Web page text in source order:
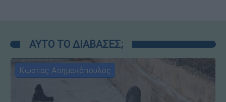
ΑΥΤΟ ΤΟ ΔΙΑΒΑΣΕΣ;
Κώστας Ασημακόπουλος